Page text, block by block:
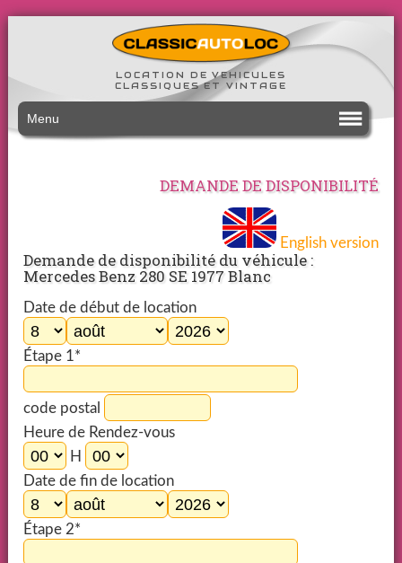
LOCATION DE VEHICULES
CLASSIQUES ET VINTAGE
Menu
DEMANDE DE DISPONIBILITÉ
English version
Demande de disponibilité du véhicule :
Mercedes Benz 280 SE 1977 Blanc
Date de début de location
Étape 1*
code postal
Heure de Rendez-vous
H
Date de fin de location
Étape 2*